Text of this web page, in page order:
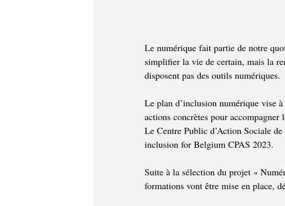
Le numérique fait partie de notre
simplifier la vie de certain, mais la
disposent pas des outils numériques.
Le plan d’inclusion numérique vise
actions concrètes pour
Le Centre Public d’Action Sociale
inclusion for Belgium CPAS 2023.
Suite à la sélection du projet «
formations vont être mise en place,